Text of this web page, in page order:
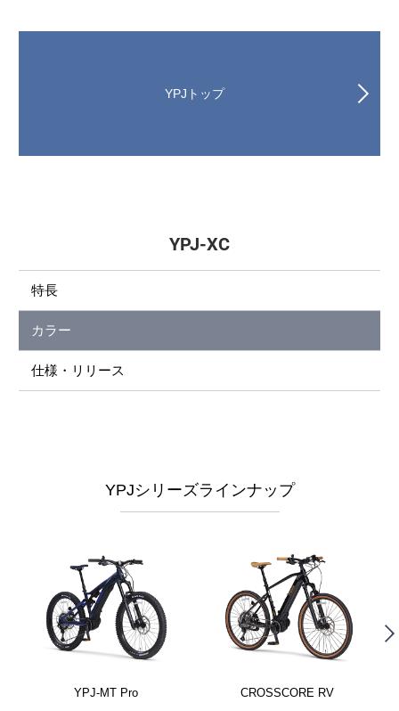
YPJトップ
YPJ-XC
特長
カラー
仕様・リリース
YPJシリーズラインナップ
YPJ-MT Pro CROSSCORE RV